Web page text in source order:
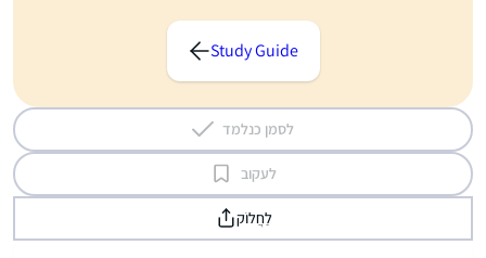
Study Guide
לסמן כנלמד
לעקוב
לַחֲלוֹק